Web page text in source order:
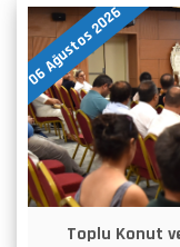
06 Ağustos 2026
Toplu Konut